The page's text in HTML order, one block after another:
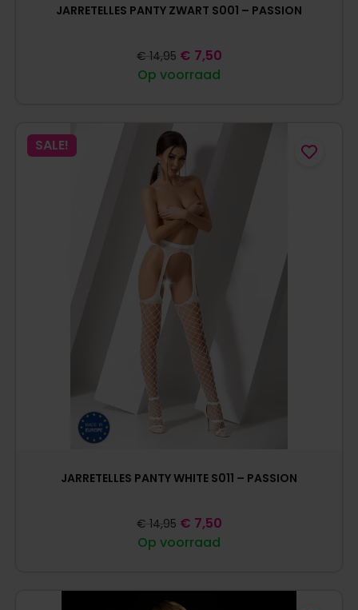
JARRETELLES PANTY ZWART S001 – PASSION
Op voorraad
€ 14,95 € 7,50
SALE!
JARRETELLES PANTY WHITE S011 – PASSION
Op voorraad
€ 14,95 € 7,50